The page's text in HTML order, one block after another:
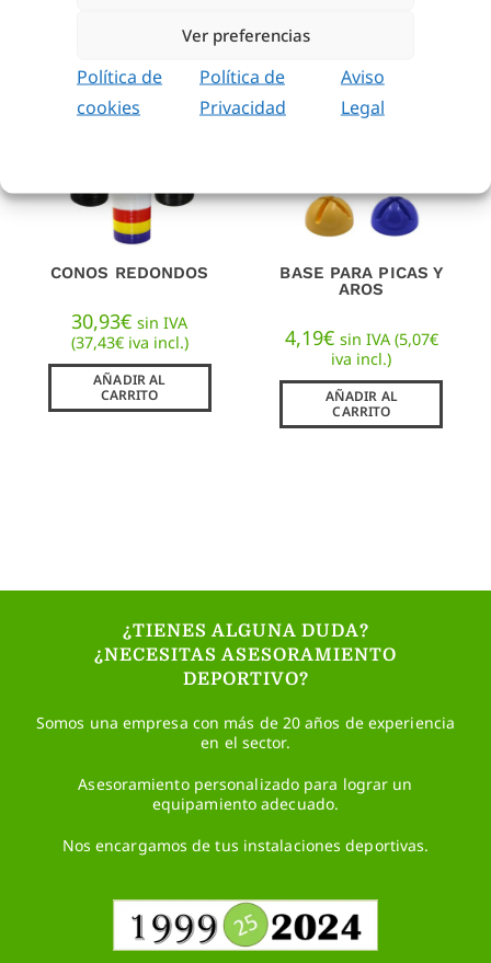
Ver preferencias
Política de
cookies
Política de
Privacidad
Aviso
Legal
CONOS REDONDOS
30,93€ sin IVA
(37,43€iva incl.)
AÑADIR AL
CARRITO
BASE PARA PICAS Y
AROS
4,19€ sin IVA (5,07€
iva incl.)
AÑADIR AL
CARRITO
¿TIENES ALGUNA DUDA?
¿NECESITAS ASESORAMIENTO
DEPORTIVO?
Somos una empresa con más de 20 años de experiencia
en el sector.
Asesoramiento personalizado para lograr un
equipamiento adecuado.
Nos encargamos de tus instalaciones deportivas.